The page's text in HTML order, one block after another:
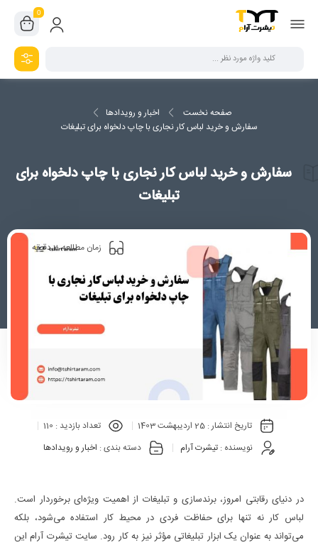
0
صفحه نخست
اخبار و رویدادها
سفارش و خرید لباس کار نجاری با چاپ دلخواه برای تبلیغات
سفارش و خرید لباس کار نجاری با چاپ دلخواه برای
تبلیغات
زمان مطالعه 2دقیقه
تاریخ انتشار : 25 اردیبهشت 1403 تعداد بازدید : 110
نویسنده :تیشرت آرام دسته بندی : اخبار و رویدادها
در دنیای رقابتی امروز، برندسازی و تبلیغات از اهمیت ویژه‌ای برخوردار است.
لباس کار نه تنها برای حفاظت فردی در محیط کار استفاده می‌شود، بلکه
می‌تواند به عنوان یک ابزار تبلیغاتی مؤثر نیز به کار رود. سایت تیشرت آرام این